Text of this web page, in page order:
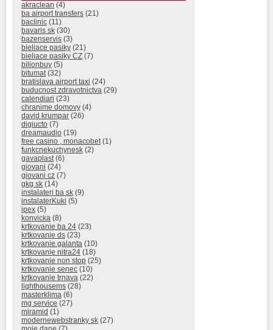
akraclean (4)
ba airport transfers (21)
baclinic (11)
bavaris sk (30)
bazenservis (3)
bieliace pasiky (21)
bieliace pasiky CZ (7)
bilionbuy (5)
bitumat(32)
bratislava airport taxi (24)
buducnost zdravotnictva (29)
calendiari (23)
chranime domovy (4)
david krumpar (26)
digiucto (7)
dreamaudio (19)
free casino , monacobet(1)
funkcnekuchynesk (2)
gavaplast(6)
giovani (24)
giovani cz (7)
gkg sk (14)
instalateri ba sk (9)
instalaterKuki (5)
ipex (5)
konvicka (8)
krtkovanie ba 24 (23)
krtkovanie ds (23)
krtkovanie galanta (10)
krtkovanie nitra24 (18)
krtkovanie non stop (25)
krtkovanie senec (10)
krtkovanie trnava (22)
lighthousems (28)
masterklima (6)
mg service (27)
miramid (1)
modernewebstranky sk (27)